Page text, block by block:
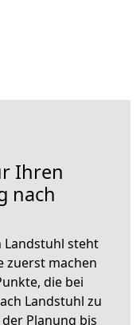
Ihren
nach
Landstuhl steht
zuerst machen
die bei
Landstuhl zu
Planung bis